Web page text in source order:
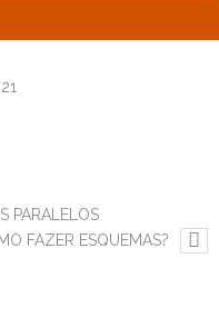
PARALELOS
FAZER ESQUEMAS?